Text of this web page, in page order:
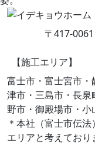
〒417-0061
【施工エリア】
富士市・富士宮市
津市・三島市・長
野市・御殿場市・小
＊本社（富士市伝
エリアと考えており